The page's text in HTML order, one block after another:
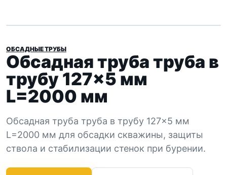
ОБСАДНЫЕ ТРУБЫ
Обсадная труба труба в
трубу 127×5 мм
L=2000 мм
Обсадная труба труба в трубу 127×5 мм
L=2000 мм для обсадки скважины, защиты
ствола и стабилизации стенок при бурении.